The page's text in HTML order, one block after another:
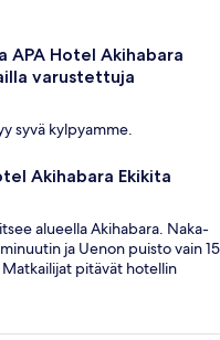
APA Hotel Akihabara
varustettuja
syvä kylpyamme.
Akihabara Ekikita
alueella Akihabara. Naka-
ja Uenon puisto vain 15
pitävät hotellin